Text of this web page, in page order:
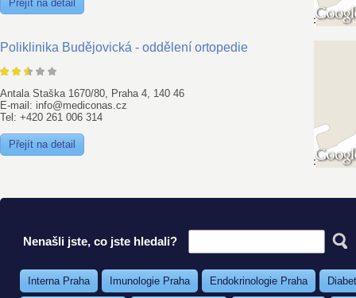
Přejít na detail
Poliklinika Budějovická - oddělení ortopedie
Antala Staška 1670/80, Praha 4, 140 46
E-mail: info@mediconas.cz
Tel: +420 261 006 314
Přejít na detail
Nenašli jste, co jste hledali?
Interna Praha Imunologie Praha Endokrinologie Praha